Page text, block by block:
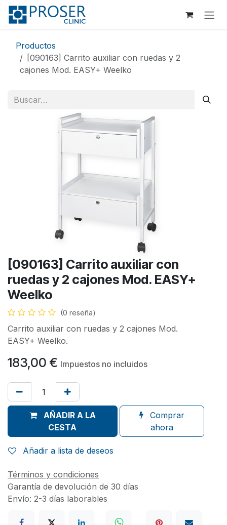
Ir al contenido
Productos
[090163] Carrito auxiliar con ruedas y 2
cajones Mod. EASY+ Weelko
[090163] Carrito auxiliar con
ruedas y 2 cajones Mod. EASY+
Weelko
(0 reseña)
Carrito auxiliar con ruedas y 2 cajones Mod.
EASY+ Weelko.
183,00 € Impuestos no incluidos
AÑADIR A LA
CESTA
Comprar
ahora
Añadir a lista de deseos
Términos y condiciones
Garantía de devolución de 30 días
Envío: 2-3 días laborables